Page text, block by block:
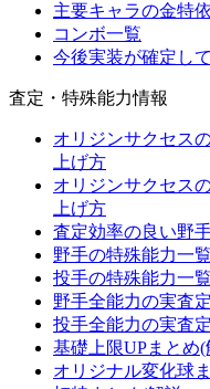
主要キャラの金特
コンボ一覧
今後実装が確定し
査定・特殊能力情報
オリジンサクセス
上げ方
オリジンサクセス
上げ方
査定効率の良い野
野手の特殊能力一覧
投手の特殊能力一覧
野手全能力の実査
投手全能力の実査
基礎上限UPまとめ
オリジナル変化球